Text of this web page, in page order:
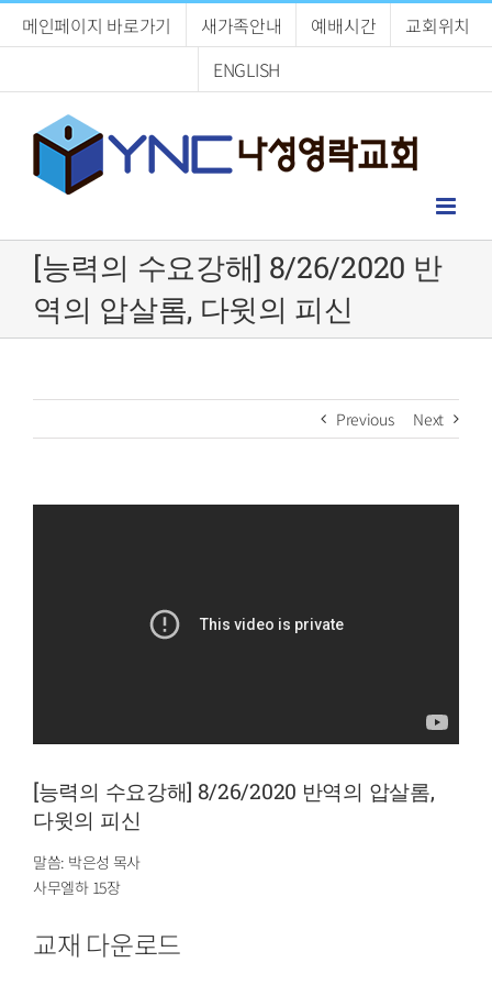
메인페이지 바로가기 새가족안내 예배시간
교회위치
ENGLISH
[능력의 수요강해] 8/26/2020 반
역의 압살롬, 다윗의 피신
Previous Next
[능력의 수요강해] 8/26/2020 반역의 압살롬,
다윗의 피신
말씀: 박은성 목사
사무엘하 15장
교재 다운로드